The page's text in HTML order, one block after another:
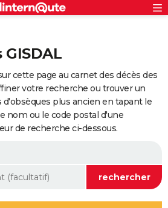
GISDAL
cette page au carnet des décès des
votre recherche ou trouver un
d'obsèques plus ancien en tapant le
nom ou le code postal d'une
de recherche ci-dessous.